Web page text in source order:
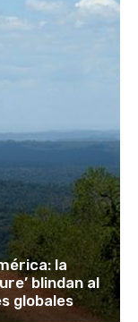
la
blindan al
globales